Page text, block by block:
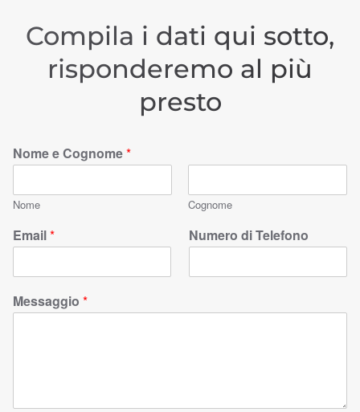
Compila i dati qui sotto,
risponderemo al più
presto
Nome e Cognome*
Nome Cognome
Email* Numero di Telefono
Messaggio *